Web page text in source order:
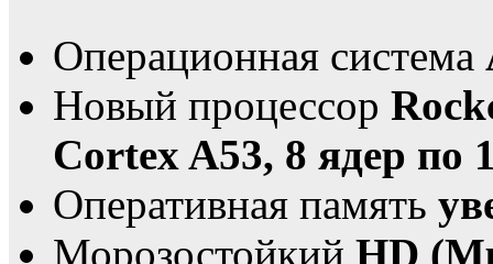
Операционная система
Новый процессор
Cortex A53, 8 ядер по
Оперативная память
Морозостойкий HD